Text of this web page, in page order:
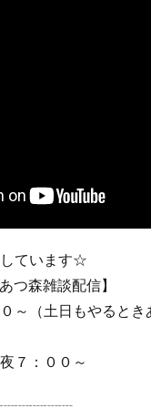
ています☆
つ森雑談配信】
（土日もやるとき
７：００～